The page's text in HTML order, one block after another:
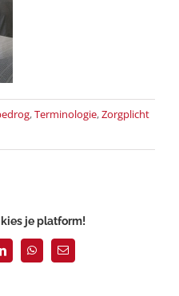
,Terminologie,Zorgplicht
je platform!
LinkedInWhatsApp
E-
mail